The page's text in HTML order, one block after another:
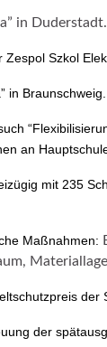
in Duderstadt.
Szkol
in Braunschweig.
an
mit 235
Maßnahmen:
der
der